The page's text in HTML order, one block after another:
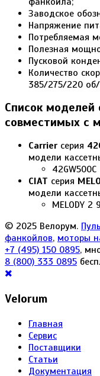
Заводское
Напряжение
Потребляемая
Полезная
Пусковой
Количество
385/275/220
Список моделей
совместимых с
Carrier серия
модели
42GW500C
CIAT серия
модели
MELODY 2
© 2025 Велорум.
фанкойлов, моторы
+7 (495) 150 0895,
8 (800) 333 0895
Velorum
Главная
Сервис
Поставщики
Статьи
Документация